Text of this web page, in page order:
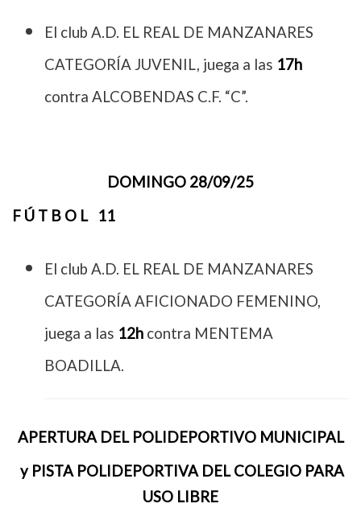
El club A.D. EL REAL DE MANZANARES
CATEGORÍA JUVENIL, juega a las 17h
contra ALCOBENDAS C.F. “C”.
DOMINGO 28/09/25
F Ú T B O L 11
El club A.D. EL REAL DE MANZANARES
CATEGORÍA AFICIONADO FEMENINO,
juega a las 12h contra MENTEMA
BOADILLA.
APERTURA DEL POLIDEPORTIVO MUNICIPAL
y PISTA POLIDEPORTIVA DEL COLEGIO PARA
USO LIBRE